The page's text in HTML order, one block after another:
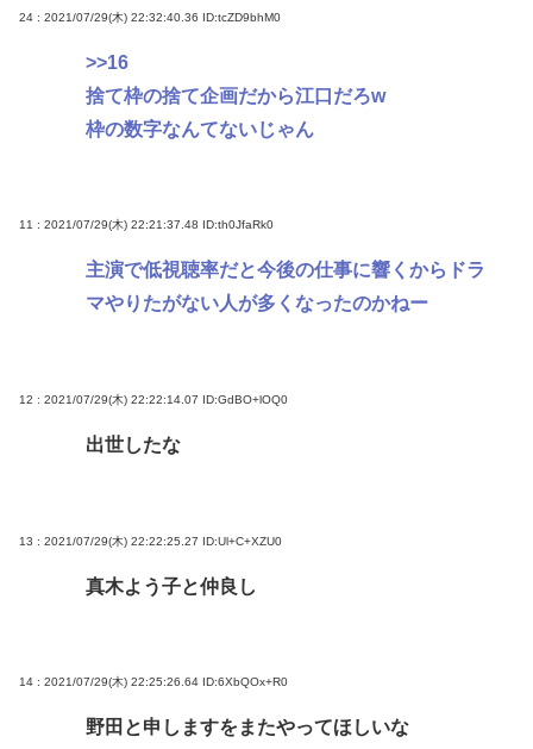
24 : 2021/07/29(木) 22:32:40.36 ID:tcZD9bhM0
>>16
捨て枠の捨て企画だから江口だろw
枠の数字なんてないじゃん
11 : 2021/07/29(木) 22:21:37.48 ID:th0JfaRk0
主演で低視聴率だと今後の仕事に響くからドラ
マやりたがない人が多くなったのかねー
12 : 2021/07/29(木) 22:22:14.07 ID:GdBO+lOQ0
出世したな
13 : 2021/07/29(木) 22:22:25.27 ID:Ul+C+XZU0
真木よう子と仲良し
14 : 2021/07/29(木) 22:25:26.64 ID:6XbQOx+R0
野田と申しますをまたやってほしいな